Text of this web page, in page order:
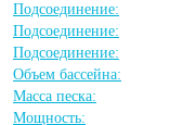
Подсоединение:
Подсоединение:
Подсоединение:
Объем бассейна:
Масса песка:
Мощность: